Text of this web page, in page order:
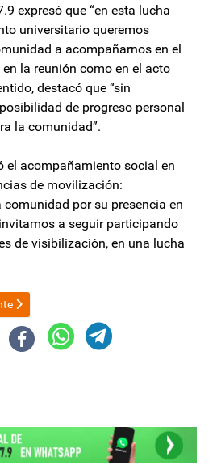
expresó que “en esta lucha
universitario queremos
a acompañarnos en el
la reunión como en el acto
destacó que “sin
de progreso personal
la comunidad”.
el acompañamiento social en
de movilización:
comunidad por su presencia en
a seguir participando
de visibilización, en una lucha
cuántos dólares se pueden depositar
siguiente: Senado reanuda el debate por